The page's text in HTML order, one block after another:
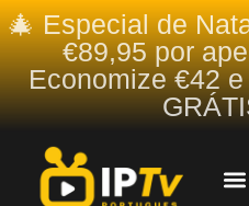
🎄 Especial de
€89,95 por
Economize €42